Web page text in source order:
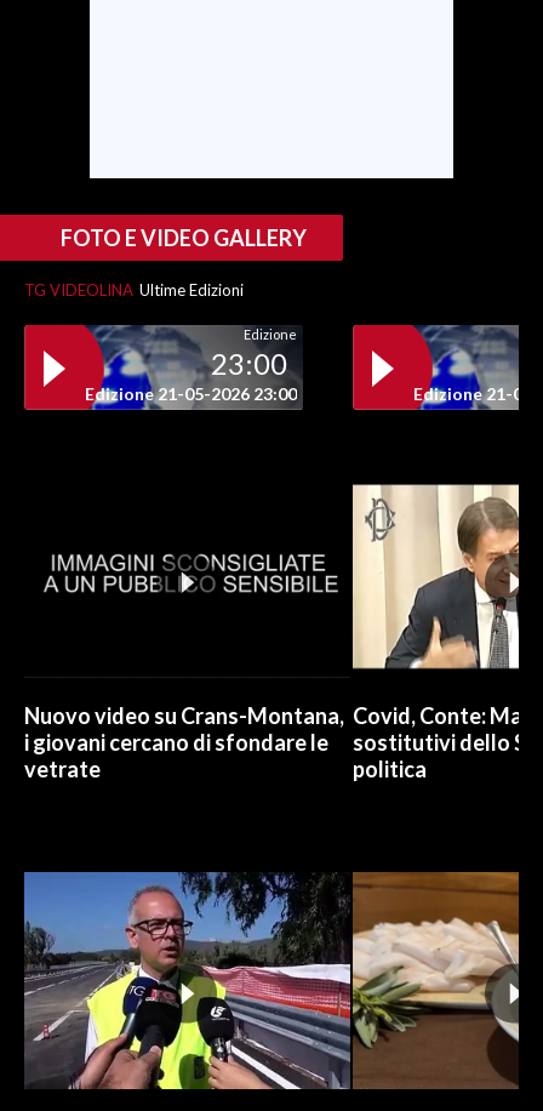
#CARAUNIONE
INSULARITÀ
INFO AZIENDE
SPIAGGE
FOTO E VIDEO GALLERY
TG VIDEOLINA Ultime Edizioni
Edizione
23:00
Edizione 21-05-2026 23:00 Edizione 21-05-
Nuovo video su Crans-Montana,
i giovani cercano di sfondare le
vetrate
Covid, Conte: Mai
sostitutivi dello
politica